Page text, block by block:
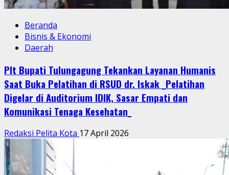
Beranda
Bisnis & Ekonomi
Daerah
Plt Bupati Tulungagung Tekankan Layanan Humanis
Saat Buka Pelatihan di RSUD dr. Iskak _Pelatihan
Digelar di Auditorium IDIK, Sasar Empati dan
Komunikasi Tenaga Kesehatan_
Redaksi Pelita Kota 17 April 2026